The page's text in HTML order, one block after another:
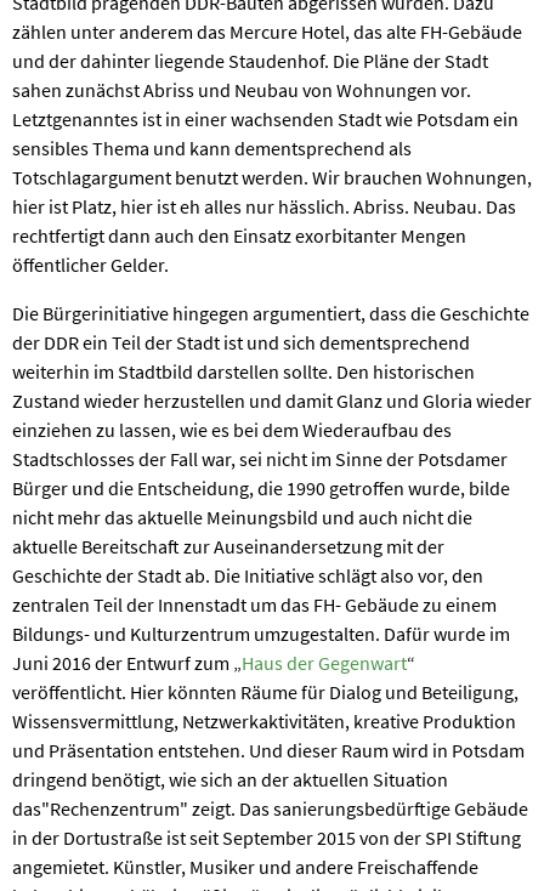
zählen unter anderem das Mercure Hotel, das alte FH-Gebäude
und der dahinter liegende Staudenhof. Die Pläne der Stadt
sahen zunächst Abriss und Neubau von Wohnungen vor.
Letztgenanntes ist in einer wachsenden Stadt wie Potsdam ein
sensibles Thema und kann dementsprechend als
Totschlagargument benutzt werden. Wir brauchen Wohnungen,
hier ist Platz, hier ist eh alles nur hässlich. Abriss. Neubau. Das
rechtfertigt dann auch den Einsatz exorbitanter Mengen
öffentlicher Gelder.
Die Bürgerinitiative hingegen argumentiert, dass die Geschichte
der DDR ein Teil der Stadt ist und sich dementsprechend
weiterhin im Stadtbild darstellen sollte. Den historischen
Zustand wieder herzustellen und damit Glanz und Gloria wieder
einziehen zu lassen, wie es bei dem Wiederaufbau des
Stadtschlosses der Fall war, sei nicht im Sinne der Potsdamer
Bürger und die Entscheidung, die 1990 getroffen wurde, bilde
nicht mehr das aktuelle Meinungsbild und auch nicht die
aktuelle Bereitschaft zur Auseinandersetzung mit der
Geschichte der Stadt ab. Die Initiative schlägt also vor, den
zentralen Teil der Innenstadt um das FH- Gebäude zu einem
Bildungs- und Kulturzentrum umzugestalten. Dafür wurde im
Juni 2016 der Entwurf zum „Haus der Gegenwart“
veröffentlicht. Hier könnten Räume für Dialog und Beteiligung,
Wissensvermittlung, Netzwerkaktivitäten, kreative Produktion
und Präsentation entstehen. Und dieser Raum wird in Potsdam
dringend benötigt, wie sich an der aktuellen Situation
das"Rechenzentrum" zeigt. Das sanierungsbedürftige Gebäude
in der Dortustraße ist seit September 2015 von der SPI Stiftung
angemietet. Künstler, Musiker und andere Freischaffende